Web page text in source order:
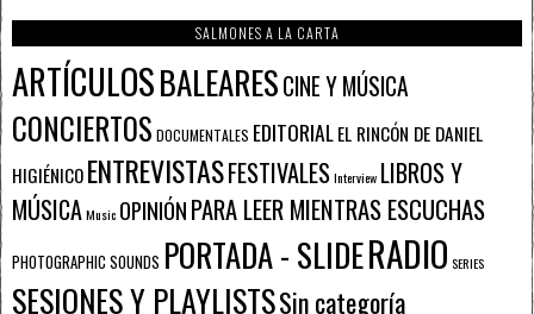
SALMONES A LA CARTA
ARTÍCULOSBALEARESCINE Y MÚSICA
CONCIERTOS DOCUMENTALES EDITORIALEL RINCÓN DE DANIEL
HIGIÉNICOENTREVISTASFESTIVALESInterview LIBROS Y
MÚSICAMusic OPINIÓNPARA LEER MIENTRAS ESCUCHAS
PHOTOGRAPHIC SOUNDS PORTADA - SLIDERADIO SERIES
SESIONES Y PLAYLISTSSin categoría